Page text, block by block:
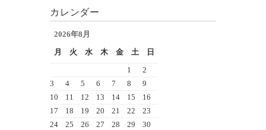
カレンダー
2026年8月
月
火 水 木 金 土 日
1
2
3
4 5 6 7 8
9
10
11 12 13 14 15
16
17
18 19 20 21 22
23
24
25 26 27 28 29
30